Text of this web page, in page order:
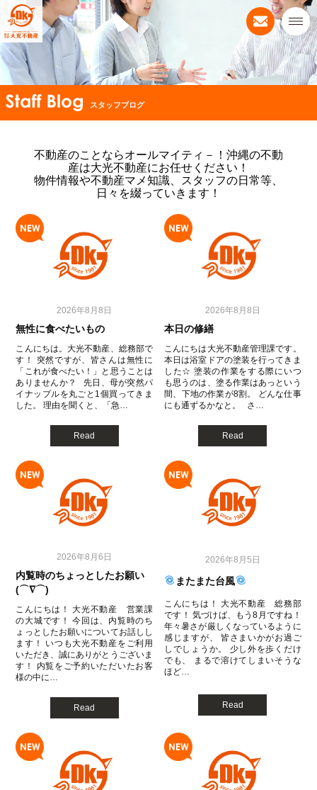
スタッフブログ
不動産のことならオールマイティ－！沖縄の不動
産は大光不動産にお任せください！
物件情報や不動産マメ知識、スタッフの日常等、
日々を綴っていきます！
2026年8月8日
無性に食べたいもの
こんにちは。大光不動産、総務部で
す！ 突然ですが、皆さんは無性に
「これが食べたい！」と思うことは
ありませんか？ 先日、母が突然パ
イナップルを丸ごと1個買ってきま
した。 理由を聞くと、「急…
Read
2026年8月8日
本日の修繕
こんにちは大光不動産管理課です。
本日は浴室ドアの塗装を行ってきま
した☆ 塗装の作業をする際にいつ
も思うのは、塗る作業はあっという
間、下地の作業が8割。 どんな仕事
にも通ずるかなと。 さ…
Read
2026年8月6日
内覧時のちょっとしたお願い
(⌒∇⌒)
こんにちは！ 大光不動産 営業課
の大城です！ 今回は、内覧時のち
ょっとしたお願いについてお話しし
ます！ いつも大光不動産をご利用
いただき、誠にありがとうございま
す！ 内覧をご予約いただいたお客
様の中に…
Read
2026年8月5日
またまた台風
こんにちは！ 大光不動産 総務部
です！ 気づけば、もう8月ですね！
年々暑さが厳しくなっているように
感じますが、 皆さまいかがお過ご
しでしょうか。 少し外を歩くだけ
でも、 まるで溶けてしまいそうな
ほど…
Read